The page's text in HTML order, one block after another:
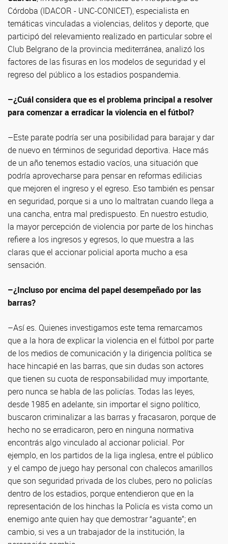
Córdoba (IDACOR - UNC-CONICET), especialista en
temáticas vinculadas a violencias, delitos y deporte, que
participó del relevamiento realizado en particular sobre el
Club Belgrano de la provincia mediterránea, analizó los
factores de las fisuras en los modelos de seguridad y el
regreso del público a los estadios pospandemia.
–¿Cuál considera que es el problema principal a resolver
para comenzar a erradicar la violencia en el fútbol?
–Este parate podría ser una posibilidad para barajar y dar
de nuevo en términos de seguridad deportiva. Hace más
de un año tenemos estadio vacíos, una situación que
podría aprovecharse para pensar en reformas edilicias
que mejoren el ingreso y el egreso. Eso también es pensar
en seguridad, porque si a uno lo maltratan cuando llega a
una cancha, entra mal predispuesto. En nuestro estudio,
la mayor percepción de violencia por parte de los hinchas
refiere a los ingresos y egresos, lo que muestra a las
claras que el accionar policial aporta mucho a esa
sensación.
–¿Incluso por encima del papel desempeñado por las
barras?
–Así es. Quienes investigamos este tema remarcamos
que a la hora de explicar la violencia en el fútbol por parte
de los medios de comunicación y la dirigencia política se
hace hincapié en las barras, que sin dudas son actores
que tienen su cuota de responsabilidad muy importante,
pero nunca se habla de las policías. Todas las leyes,
desde 1985 en adelante, sin importar el signo político,
buscaron criminalizar a las barras y fracasaron, porque de
hecho no se erradicaron, pero en ninguna normativa
encontrás algo vinculado al accionar policial. Por
ejemplo, en los partidos de la liga inglesa, entre el público
y el campo de juego hay personal con chalecos amarillos
que son seguridad privada de los clubes, pero no policías
dentro de los estadios, porque entendieron que en la
representación de los hinchas la Policía es vista como un
enemigo ante quien hay que demostrar “aguante”; en
cambio, si ves a un trabajador de la institución, la